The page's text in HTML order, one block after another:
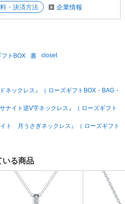
・決済方法 企業情報
フトBOX 書 closet
ネックレス』（ ローズギフトBOX・BAG・
ナイト逆V字ネックレス』（ ローズギフト
ト 月うさぎネックレス』（ ローズギフト
いる商品